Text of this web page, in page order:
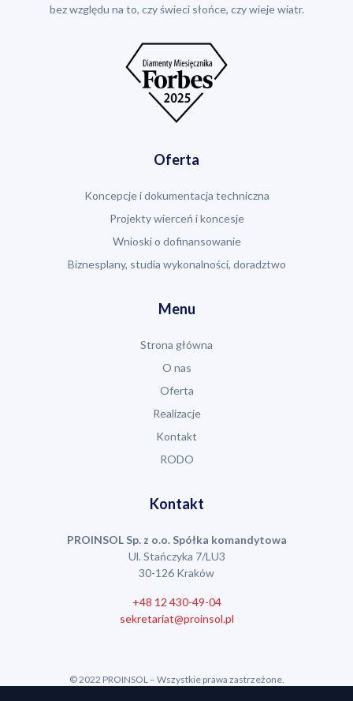
bez względu na to, czy świeci słońce, czy wieje wiatr.
Oferta
Koncepcje i dokumentacja techniczna
Projekty wierceń i koncesje
Wnioski o dofinansowanie
Biznesplany, studia wykonalności, doradztwo
Menu
Strona główna
O nas
Oferta
Realizacje
Kontakt
RODO
Kontakt
PROINSOL Sp. z o.o. Spółka komandytowa
Ul. Stańczyka 7/LU3
30-126 Kraków
+48 12 430-49-04
sekretariat@proinsol.pl
© 2022 PROINSOL – Wszystkie prawa zastrzeżone.